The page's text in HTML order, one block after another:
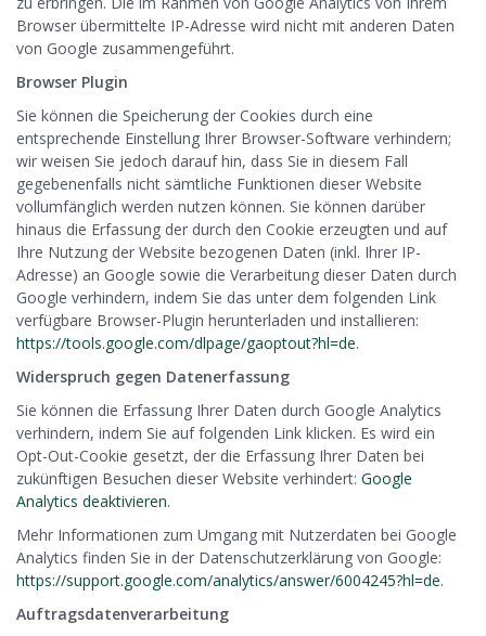
Browser übermittelte IP-Adresse wird nicht mit anderen Daten
von Google zusammengeführt.
Browser Plugin
Sie können die Speicherung der Cookies durch eine
entsprechende Einstellung Ihrer Browser-Software verhindern;
wir weisen Sie jedoch darauf hin, dass Sie in diesem Fall
gegebenenfalls nicht sämtliche Funktionen dieser Website
vollumfänglich werden nutzen können. Sie können darüber
hinaus die Erfassung der durch den Cookie erzeugten und auf
Ihre Nutzung der Website bezogenen Daten (inkl. Ihrer IP-
Adresse) an Google sowie die Verarbeitung dieser Daten durch
Google verhindern, indem Sie das unter dem folgenden Link
verfügbare Browser-Plugin herunterladen und installieren:
https://tools.google.com/dlpage/gaoptout?hl=de.
Widerspruch gegen Datenerfassung
Sie können die Erfassung Ihrer Daten durch Google Analytics
verhindern, indem Sie auf folgenden Link klicken. Es wird ein
Opt-Out-Cookie gesetzt, der die Erfassung Ihrer Daten bei
zukünftigen Besuchen dieser Website verhindert: Google
Analytics deaktivieren.
Mehr Informationen zum Umgang mit Nutzerdaten bei Google
Analytics finden Sie in der Datenschutzerklärung von Google:
https://support.google.com/analytics/answer/6004245?hl=de.
Auftragsdatenverarbeitung